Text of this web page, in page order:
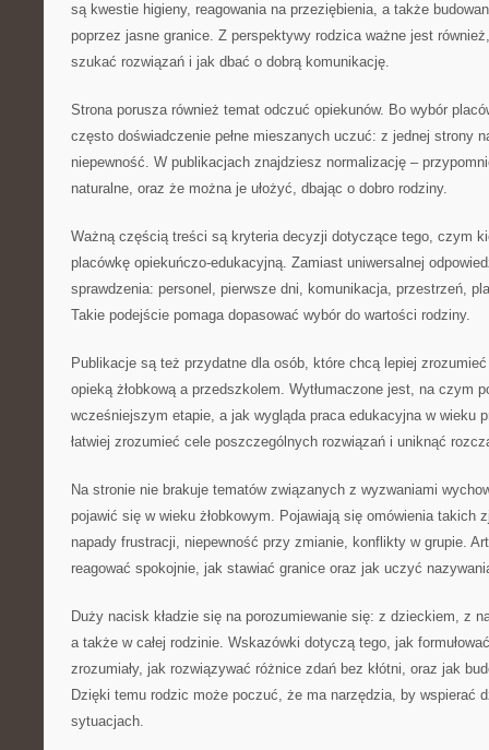
są kwestie higieny, reagowania na przeziębienia, a także
poprzez jasne granice. Z perspektywy rodzica ważne jest
szukać rozwiązań i jak dbać o dobrą komunikację.
Strona porusza również temat odczuć opiekunów. Bo wybór
często doświadczenie pełne mieszanych uczuć: z jednej strony
niepewność. W publikacjach znajdziesz normalizację –
naturalne, oraz że można je ułożyć, dbając o dobro rodziny.
Ważną częścią treści są kryteria decyzji dotyczące tego, czym
placówkę opiekuńczo-edukacyjną. Zamiast uniwersalnej
sprawdzenia: personel, pierwsze dni, komunikacja, przestrzeń,
Takie podejście pomaga dopasować wybór do wartości rodziny.
Publikacje są też przydatne dla osób, które chcą lepiej
opieką żłobkową a przedszkolem. Wytłumaczone jest, na czym
wcześniejszym etapie, a jak wygląda praca edukacyjna w wieku
łatwiej zrozumieć cele poszczególnych rozwiązań i uniknąć
Na stronie nie brakuje tematów związanych z wyzwaniami
pojawić się w wieku żłobkowym. Pojawiają się omówienia takich
napady frustracji, niepewność przy zmianie, konflikty w grupie.
reagować spokojnie, jak stawiać granice oraz jak uczyć
Duży nacisk kładzie się na porozumiewanie się: z dzieckiem, z
a także w całej rodzinie. Wskazówki dotyczą tego, jak
zrozumiały, jak rozwiązywać różnice zdań bez kłótni, oraz jak
Dzięki temu rodzic może poczuć, że ma narzędzia, by wspierać
sytuacjach.